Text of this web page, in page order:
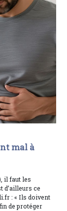
mal à
il faut les
d’ailleurs ce
: « Ils doivent
de protéger